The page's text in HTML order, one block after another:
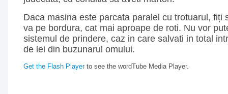
Daca masina este parcata paralel cu trotuarul, fiți
va pe bordura, cat mai aproape de roti. Nu vor
sistemul de prindere, caz in care salvati in total
de lei din buzunarul omului.
Get the Flash Playerto see the wordTube Media Player.